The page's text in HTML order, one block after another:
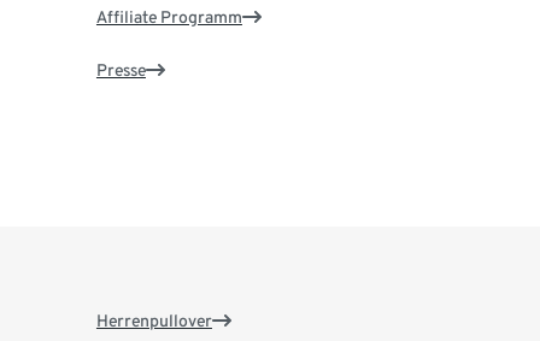
Affiliate Programm
Presse
Herrenpullover